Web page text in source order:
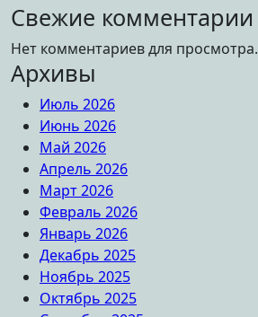
Свежие комментарии
Нет комментариев для просмотра.
Архивы
Июль 2026
Июнь 2026
Май 2026
Апрель 2026
Март 2026
Февраль 2026
Январь 2026
Декабрь 2025
Ноябрь 2025
Октябрь 2025